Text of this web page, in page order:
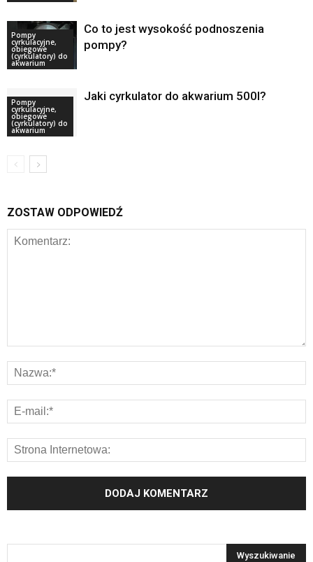
Pompy
cyrkulacyjne,
obiegowe
(cyrkulatory) do
akwarium
Co to jest wysokość podnoszenia
pompy?
Pompy
cyrkulacyjne,
obiegowe
(cyrkulatory) do
akwarium
Jaki cyrkulator do akwarium 500l?
ZOSTAW ODPOWIEDŹ